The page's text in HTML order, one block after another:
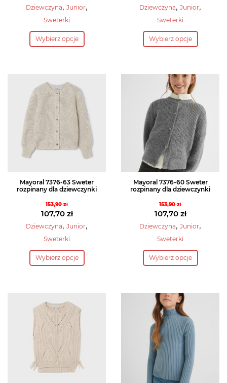
cena
wynosiła:
Aktualna
cena
122,30 zł.
Dziewczyna, Junior,
Sweterki
Wybierz opcje
Ten
produkt
wariantów.
Opcje
można
wybrać
na
stronie
produktu
cena
wynosiła:
Aktualna
cena
107,70 zł.
Dziewczyna, Junior,
Sweterki
Wybierz opcje
Ten
produkt
wariantów.
Opcje
można
wybrać
na
stronie
produktu
Mayoral 7376-63 Sweter
rozpinany dla dziewczynki
153,90zł
Pierwotna
cena
wynosiła:
107,70 zł
Aktualna
cena
107,70 zł.
Dziewczyna, Junior,
Sweterki
Wybierz opcje
Ten
produkt
wariantów.
Opcje
można
na
stronie
Mayoral 7376-60 Sweter
rozpinany dla dziewczynki
153,90zł
Pierwotna
cena
wynosiła:
107,70 zł
Aktualna
cena
107,70 zł.
Dziewczyna, Junior,
Sweterki
Wybierz opcje
Ten
produkt
wariantów.
Opcje
można
wybrać
na
stronie
produktu